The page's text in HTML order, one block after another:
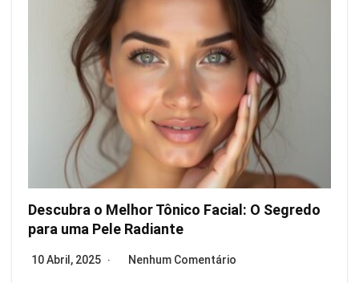
Descubra o Melhor Tônico Facial: O Segredo
para uma Pele Radiante
10 Abril, 2025 Nenhum Comentário